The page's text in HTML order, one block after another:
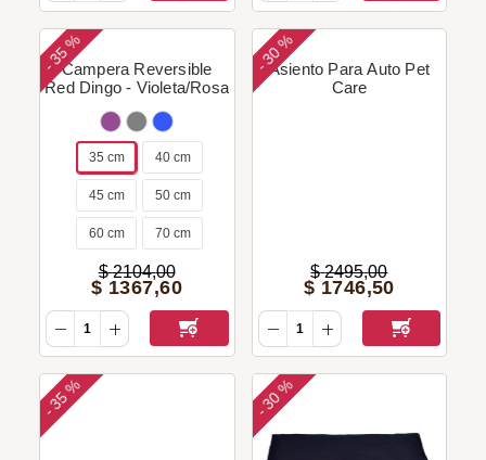
-
35 %
Campera Reversible
Red Dingo - Violeta/Rosa
35 cm 40 cm
45 cm 50 cm
60 cm 70 cm
$ 2104,00
$ 1367,60
-
30 %
Asiento Para Auto Pet
Care
$ 2495,00
$ 1746,50
-
35 % -
30 %